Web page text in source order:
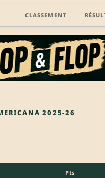
CLASSEMENT
2025-26
Pts